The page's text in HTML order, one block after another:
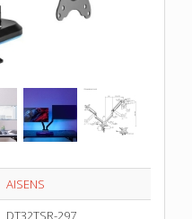
AISENS
DT32TSR-297